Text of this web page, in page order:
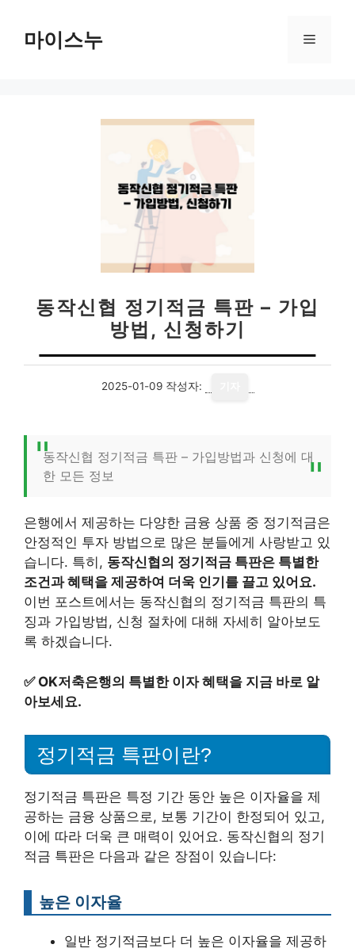
마이스누 메
동작신협 정기적금 특판 – 가입
방법, 신청하기
2025-01-09 작성자:
동작신협 정기적금 특판 – 가입방법과 신청에 대
한 모든 정보
은행에서 제공하는 다양한 금융 상품 중 정기적금은
안정적인 투자 방법으로 많은 분들에게 사랑받고 있
습니다. 특히, 동작신협의 정기적금 특판은 특별한
조건과 혜택을 제공하여 더욱 인기를 끌고 있어요.
이번 포스트에서는 동작신협의 정기적금 특판의 특
징과 가입방법, 신청 절차에 대해 자세히 알아보도
록 하겠습니다.
✅ OK저축은행의 특별한 이자 혜택을 지금 바로 알
아보세요.
정기적금 특판이란?
정기적금 특판은 특정 기간 동안 높은 이자율을 제
공하는 금융 상품으로, 보통 기간이 한정되어 있고,
이에 따라 더욱 큰 매력이 있어요. 동작신협의 정기
적금 특판은 다음과 같은 장점이 있습니다:
높은 이자율
일반 정기적금보다 더 높은 이자율을 제공하